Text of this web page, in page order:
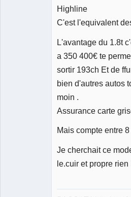
Highline
C'est l'equivalent
L'avantage du 1.8t
a 350 400€ te
sortir 193ch Et de
bien d'autres autos
moin .
Assurance carte
Mais compte entre
Je cherchait ce
le.cuir et propre rien